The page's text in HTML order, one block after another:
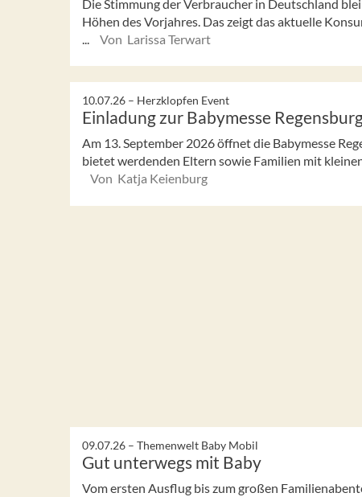
Die Stimmung der Verbraucher in Deutschland
Höhen des Vorjahres. Das zeigt das aktuelle
Von Larissa Terwart
10.07.26 – Herzklopfen Event
Einladung zur Babymesse
Am 13. September 2026 öffnet die Babymesse
bietet werdenden Eltern sowie Familien mit
Von Katja Keienburg
09.07.26 – Themenwelt Baby Mobil
Gut unterwegs mit Baby
Vom ersten Ausflug bis zum großen